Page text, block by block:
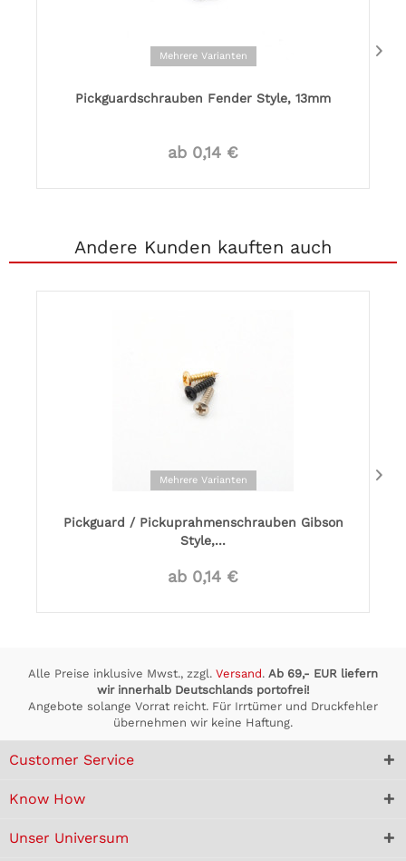
Mehrere Varianten
Pickguardschrauben Fender Style, 13mm
ab 0,14 €
Andere Kunden kauften auch
Mehrere Varianten
Pickguard / Pickuprahmenschrauben Gibson
Style,...
ab 0,14 €
Alle Preise inklusive Mwst., zzgl. Versand. Ab 69,- EUR liefern
wir innerhalb Deutschlands portofrei!
Angebote solange Vorrat reicht. Für Irrtümer und Druckfehler
übernehmen wir keine Haftung.
Customer Service
Know How
Unser Universum